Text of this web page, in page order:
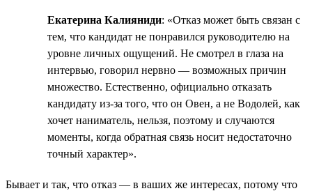
Екатерина Калияниди: «Отказ может быть связан с
тем, что кандидат не понравился руководителю на
уровне личных ощущений. Не смотрел в глаза на
интервью, говорил нервно — возможных причин
множество. Естественно, официально отказать
кандидату из-за того, что он Овен, а не Водолей, как
хочет наниматель, нельзя, поэтому и случаются
моменты, когда обратная связь носит недостаточно
точный характер».
Бывает и так, что отказ — в ваших же интересах, потому что